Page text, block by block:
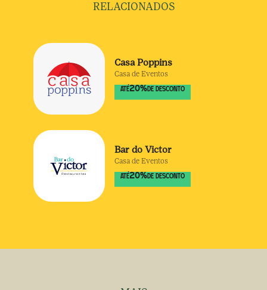
RELACIONADOS
Casa Poppins
Casa de Eventos
ATÉ20% DE DESCONTO
Bar do Victor
Casa de Eventos
ATÉ20% DE DESCONTO